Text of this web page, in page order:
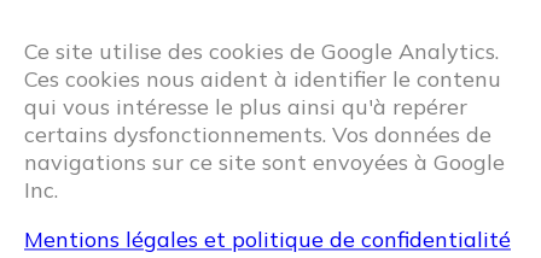
Ce site utilise des cookies de Google Analytics.
Ces cookies nous aident à identifier le contenu
qui vous intéresse le plus ainsi qu'à repérer
certains dysfonctionnements. Vos données de
navigations sur ce site sont envoyées à Google
Inc.
Mentions légales et politique de confidentialité